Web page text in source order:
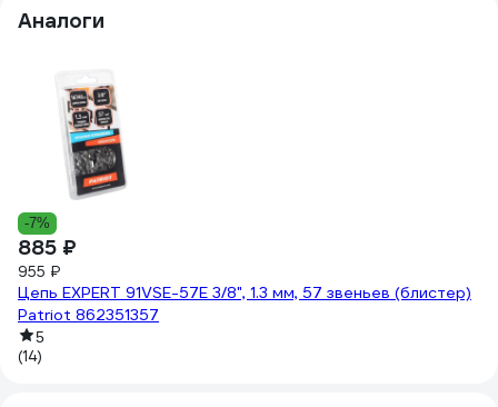
Аналоги
-7%
885 ₽
955 ₽
Цепь EXPERT 91VSE-57E 3/8", 1.3 мм, 57 звеньев (блистер)
Patriot 862351357
5
(14)